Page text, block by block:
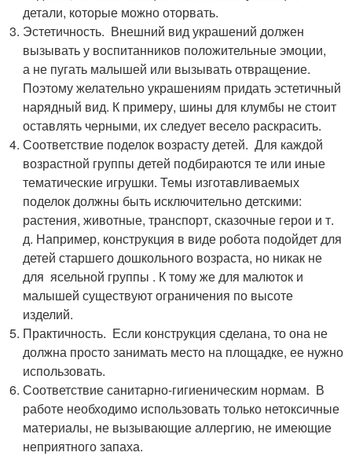
детали, которые можно оторвать.
Эстетичность. Внешний вид украшений должен
вызывать у воспитанников положительные эмоции,
а не пугать малышей или вызывать отвращение.
Поэтому желательно украшениям придать эстетичный
нарядный вид. К примеру, шины для клумбы не стоит
оставлять черными, их следует весело раскрасить.
Соответствие поделок возрасту детей. Для каждой
возрастной группы детей подбираются те или иные
тематические игрушки. Темы изготавливаемых
поделок должны быть исключительно детскими:
растения, животные, транспорт, сказочные герои и т.
д. Например, конструкция в виде робота подойдет для
детей старшего дошкольного возраста, но никак не
для ясельной группы . К тому же для малюток и
малышей существуют ограничения по высоте
изделий.
Практичность. Если конструкция сделана, то она не
должна просто занимать место на площадке, ее нужно
использовать.
Соответствие санитарно-гигиеническим нормам. В
работе необходимо использовать только нетоксичные
материалы, не вызывающие аллергию, не имеющие
неприятного запаха.